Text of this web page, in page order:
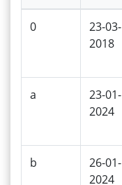
0
23-03-
2018
a
23-01-
2024
b
26-01-
2024